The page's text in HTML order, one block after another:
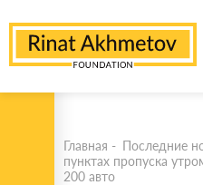
Главная - Последние
пунктах пропуска
200 авто